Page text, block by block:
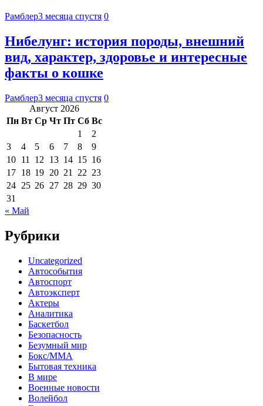
Рамблер3 месяца спустя 0
Нибелунг: история породы, внешний
вид, характер, здоровье и интересные
факты о кошке
Рамблер3 месяца спустя 0
Август 2026
Пн Вт Ср Чт Пт Сб Вс
1
2
3
4 5 6 7 8
9
10 11 12 13 14 15 16
17 18 19 20 21 22 23
24 25 26 27 28 29 30
31
« Май
Рубрики
Uncategorized
Автособытия
Автоспорт
Автоэксперт
Актеры
Аналитика
Баскетбол
Безопасность
Безумный мир
Бокс/MMA
Бытовая техника
В мире
Военные новости
Волейбол